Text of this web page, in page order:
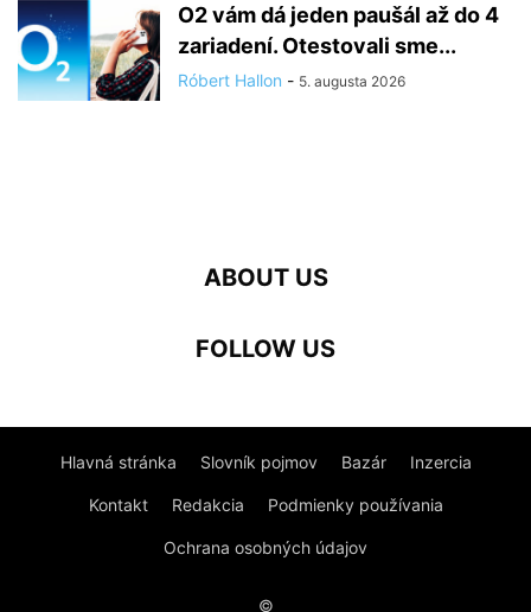
O2 vám dá jeden paušál až do 4
zariadení. Otestovali sme...
Róbert Hallon - 5. augusta 2026
ABOUT US
FOLLOW US
Hlavná stránka Slovník pojmov Bazár Inzercia
Kontakt Redakcia Podmienky používania
Ochrana osobných údajov
©